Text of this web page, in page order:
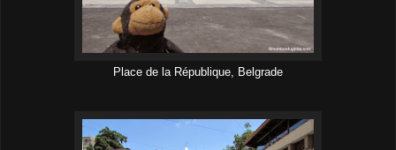
Place de la République, Belgrade